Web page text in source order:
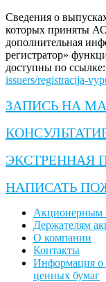
Сведения о
которых приняты
дополнительная
регистратор»
доступны по ссылке:
issuers/registracija-
ЗАПИСЬ НА
ЭКСТРЕННАЯ
НАПИСАТЬ
Акционерным
Держателям
О компании
Контакты
Информация о
ценных бумаг